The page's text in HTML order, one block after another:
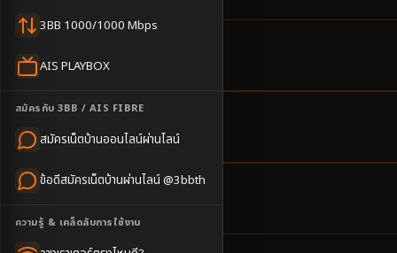
3BB 1000/1000 Mbps
AIS PLAYBOX
สมัครกับ 3BB / AIS FIBRE
สมัครเน็ตบ้านออนไลน์ผ่านไลน์
ข้อดีสมัครเน็ตบ้านผ่านไลน์ @3bbth
ความรู้ & เคล็ดลับการใช้งาน
16ตำบล
ครอบคลุมพื้นที่
2-4วันทำการ
นัดช่างติดตั้ง
ราคาเริ่มต้น